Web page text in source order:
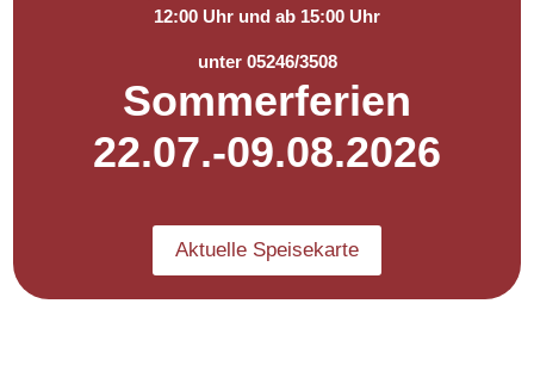
12:00 Uhr und ab 15:00 Uhr
unter 05246/3508
Sommerferien
22.07.-09.08.2026
Aktuelle Speisekarte